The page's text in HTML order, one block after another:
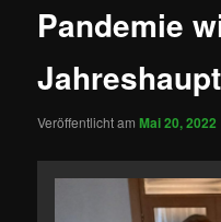
Pandemie
Veröffentlicht amMai 20, 2022